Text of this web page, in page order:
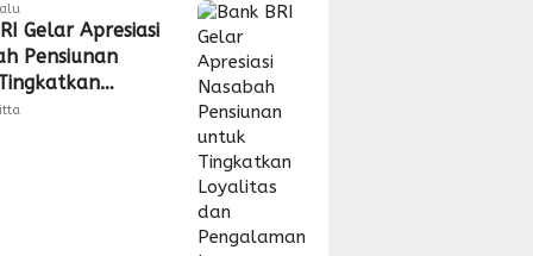
Gelar Apresiasi
Pensiunan
dan